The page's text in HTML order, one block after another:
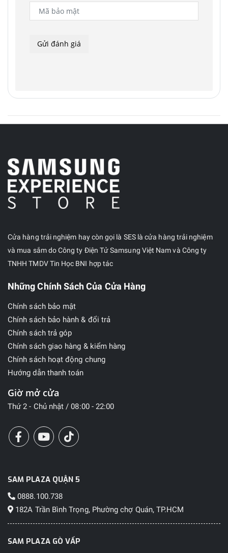
Cửa hàng trải nghiệm hay còn gọi là SES là cửa hàng trải nghiệm
và mua sắm do Công ty Điện Tử Samsung Việt Nam và Công ty
TNHH TMDV Tin Học BNI hợp tác
Những Chính Sách Của Cửa Hàng
Chính sách bảo mật
Chính sách bảo hành & đổi trả
Chính sách trả góp
Chính sách giao hàng & kiểm hàng
Chính sách hoạt động chung
Hướng dẫn thanh toán
Giờ mở cửa
Thứ 2 - Chủ nhật / 08:00 - 22:00
SAM PLAZA QUẬN 5
0888.100.738
182A Trần Bình Trọng, Phường chợ Quán, TP.HCM
SAM PLAZA GÒ VẤP